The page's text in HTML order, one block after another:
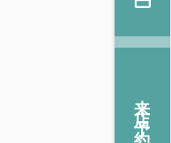
来店予約